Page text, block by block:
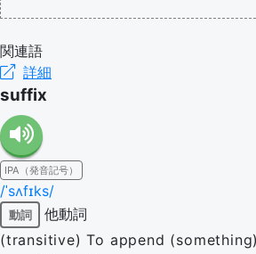
関連語
詳細
suffix
IPA（発音記号）
/ˈsʌfɪks/
動詞
他動詞
(transitive) To append